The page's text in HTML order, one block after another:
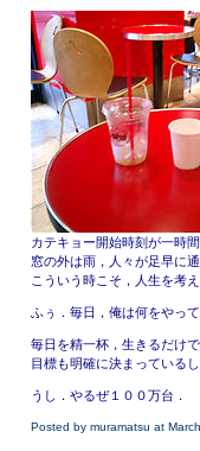
カテキョー開始時刻が一時
窓の外は雨，人々が足早に
こういう時こそ，人生を考
ふぅ．毎日，俺は何をやっ
毎日を精一杯，生きるだけで
目標も明確に決まっているし
うし．やるぜ１００万台．
Posted by muramatsu at